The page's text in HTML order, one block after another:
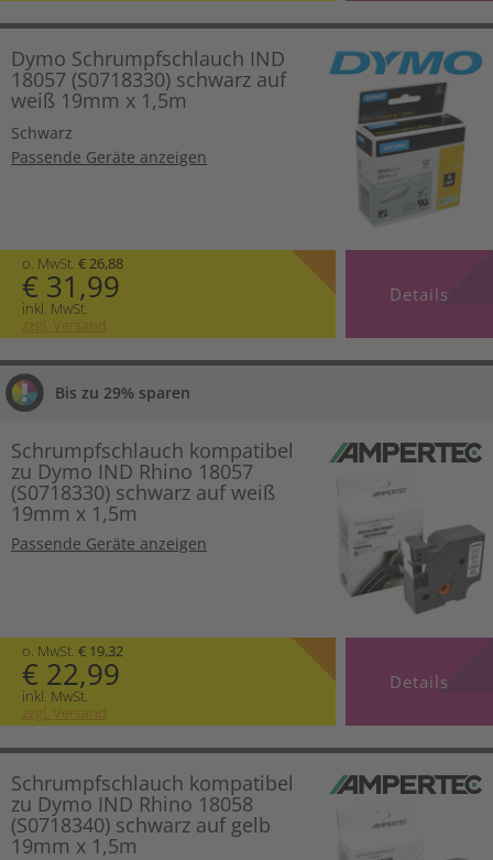
Dymo Schrumpfschlauch IND
18057 (S0718330) schwarz auf
weiß 19mm x 1,5m
Schwarz
Passende Geräte anzeigen
o. MwSt. € 26,88
€ 31,99
inkl. MwSt.
zzgl. Versand
Details
Bis zu 29% sparen
Schrumpfschlauch kompatibel
zu Dymo IND Rhino 18057
(S0718330) schwarz auf weiß
19mm x 1,5m
Passende Geräte anzeigen
o. MwSt. € 19,32
€ 22,99
inkl. MwSt.
zzgl. Versand
Details
Schrumpfschlauch kompatibel
zu Dymo IND Rhino 18058
(S0718340) schwarz auf gelb
19mm x 1,5m